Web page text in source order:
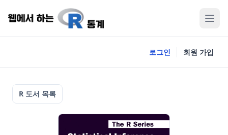
로그인 회원 가입
R 도서 목록